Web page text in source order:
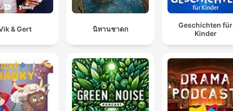
& Gert นิทานชาดก
Geschichten für
Kinder